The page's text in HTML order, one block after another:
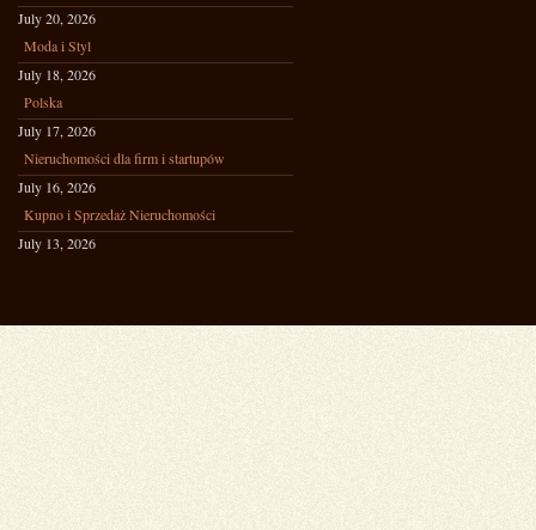
July 20, 2026
Moda i Styl
July 18, 2026
Polska
July 17, 2026
Nieruchomości dla firm i startupów
July 16, 2026
Kupno i Sprzedaż Nieruchomości
July 13, 2026